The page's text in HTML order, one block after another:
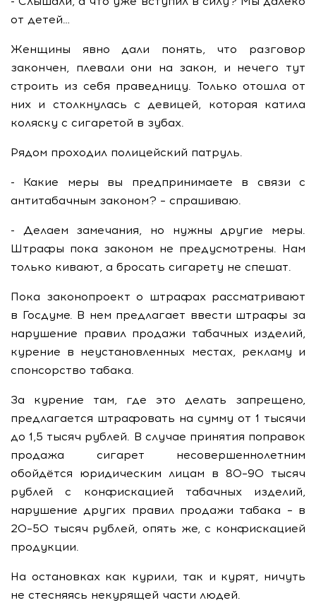
от детей…
Женщины явно дали понять, что разговор
закончен, плевали они на закон, и нечего тут
строить из себя праведницу. Только отошла от
них и столкнулась с девицей, которая катила
коляску с сигаретой в зубах.
Рядом проходил полицейский патруль.
- Какие меры вы предпринимаете в связи с
антитабачным законом? – спрашиваю.
- Делаем замечания, но нужны другие меры.
Штрафы пока законом не предусмотрены. Нам
только кивают, а бросать сигарету не спешат.
Пока законопроект о штрафах рассматривают
в Госдуме. В нем предлагает ввести штрафы за
нарушение правил продажи табачных изделий,
курение в неустановленных местах, рекламу и
спонсорство табака.
За курение там, где это делать запрещено,
предлагается штрафовать на сумму от 1 тысячи
до 1,5 тысяч рублей. В случае принятия поправок
продажа сигарет несовершеннолетним
обойдётся юридическим лицам в 80–90 тысяч
рублей с конфискацией табачных изделий,
нарушение других правил продажи табака – в
20–50 тысяч рублей, опять же, с конфискацией
продукции.
На остановках как курили, так и курят, ничуть
не стесняясь некурящей части людей.